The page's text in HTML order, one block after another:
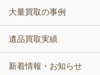
大量買取の事例
遺品買取実績
新着情報・お知らせ